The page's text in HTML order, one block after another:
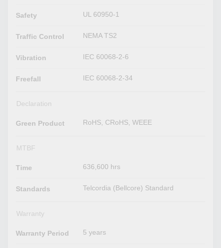
Safety UL 60950-1
Traffic Control NEMA TS2
Vibration IEC 60068-2-6
Freefall IEC 60068-2-34
Declaration
Green Product RoHS, CRoHS, WEEE
MTBF
Time 636,600 hrs
Standards Telcordia (Bellcore) Standard
Warranty
Warranty Period 5 years